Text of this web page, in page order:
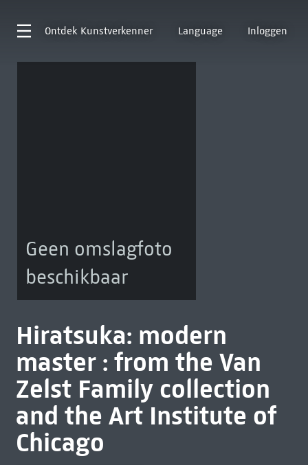
Ontdek Kunstverkenner Language Inloggen
Geen omslagfoto
beschikbaar
Hiratsuka: modern
master : from the Van
Zelst Family collection
and the Art Institute of
Chicago